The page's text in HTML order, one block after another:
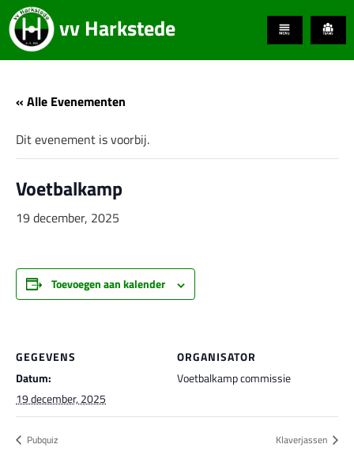
vv Harkstede
« Alle Evenementen
Dit evenement is voorbij.
Voetbalkamp
19 december, 2025
Toevoegen aan kalender
GEGEVENS
Datum:
19 december, 2025
ORGANISATOR
Voetbalkamp commissie
Pubquiz Klaverjassen